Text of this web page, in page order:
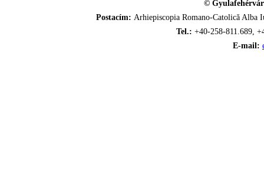
©
Postacím: Arhiepiscopia Romano-Catolică
Tel.: +40-258-811.689,
E-mail: